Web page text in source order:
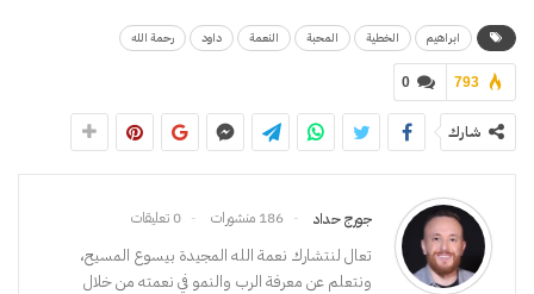
ابراهيم الخطية المحبة النعمة داود رحمة الله
0 793
شارك
جورج حداد 186 منشورات 0 تعليقات
تعال لنتشارك نعمة الله المجيدة بيسوع المسيح،
ونتعلم عن معرفة الرب والنمو في نعمته من خلال